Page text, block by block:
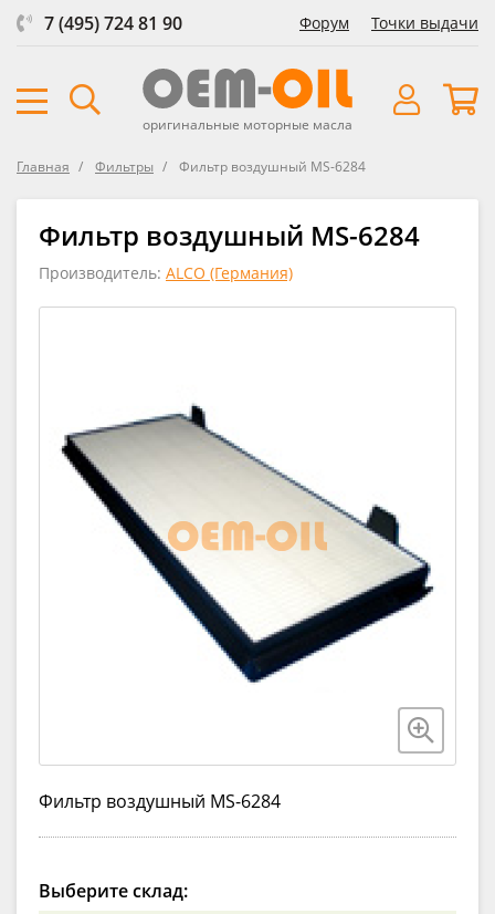
7 (495) 724 81 90 Форум Точки выдачи
оригинальные моторные масла
Главная Фильтры Фильтр воздушный MS-6284
Фильтр воздушный MS-6284
Производитель: ALCO (Германия)
Фильтр воздушный MS-6284
Выберите склад: